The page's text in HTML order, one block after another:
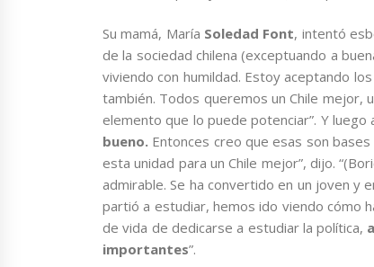
Su mamá, María Soledad Font, intentó
de la sociedad chilena (exceptuando a
viviendo con humildad. Estoy aceptando
también. Todos queremos un Chile mejor,
elemento que lo puede potenciar”. Y
bueno. Entonces creo que esas son
esta unidad para un Chile mejor”, dijo.
admirable. Se ha convertido en un joven y
partió a estudiar, hemos ido viendo cómo
de vida de dedicarse a estudiar la política,
importantes”.